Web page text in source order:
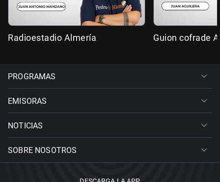
Radioestadio Almería Guion cofrade
PROGRAMAS
EMISORAS
NOTICIAS
SOBRE NOSOTROS